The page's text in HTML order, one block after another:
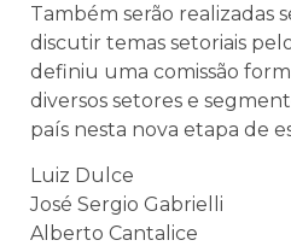
Também serão realizadas
discutir temas setoriais
definiu uma comissão
diversos setores e
país nesta nova etapa de
Luiz Dulce
José Sergio Gabrielli
Alberto Cantalice